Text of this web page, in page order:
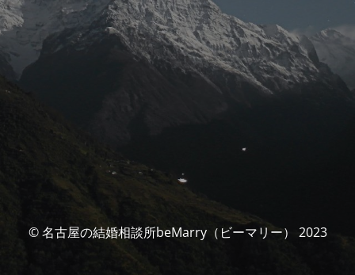
© 名古屋の結婚相談所beMarry（ビーマリー） 2023